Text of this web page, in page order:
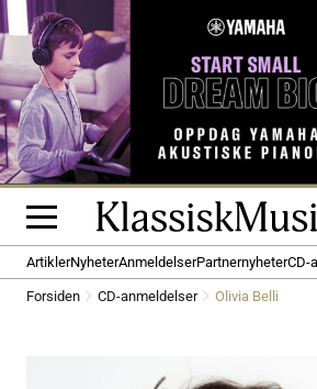
ArtiklerNyheterAnmeldelserPartnernyheterCD-
Forsiden CD-anmeldelser Olivia Belli